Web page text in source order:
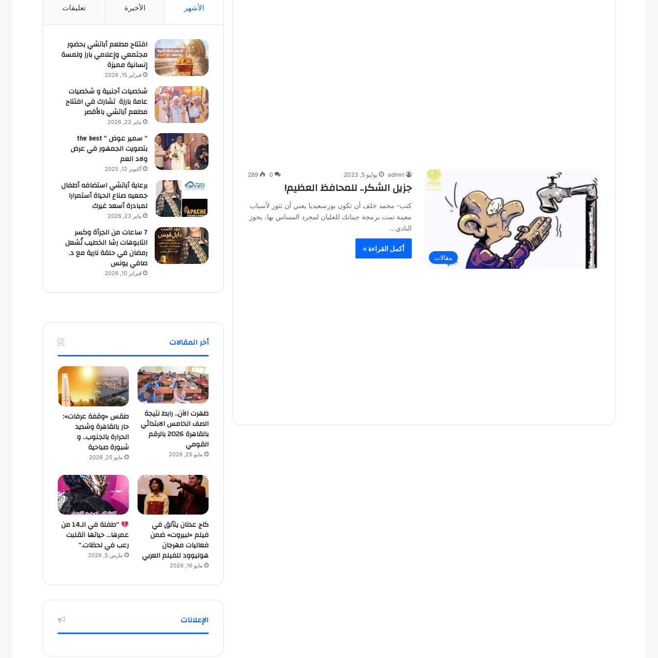
مقالات
admin يوليو 5, 2023 0
289
جزيل الشكر.. للمحافظ العظيم!
كتب- محمد خلف أن تكون بورسعيديا يعني أن تثور لأسباب
معينة تمت برمجة جيناتك للغليان لمجرد المساس بها، يحوز
النادي…
أكمل القراءة »
الأشهر الأخيرة تعليقات
افتتاح مطعم أباتشي بحضور
مجتمعي وإعلامي بارز ولمسة
إنسانية مميزة
فبراير 15, 2026
شخصيات أجنبية و شخصيات
عامة بارزة تشارك في افتتاح
مطعم أباتشي بالأقصر
يناير 23, 2026
” سمير عوض ” the best
بتصويت الجمهور في عرض
ولاد العم
أكتوبر 12, 2025
برعاية أباتشي استضافه أطفال
جمعيه صناع الحياة أستمرارا
لمبادرة أسعد غيرك
يناير 23, 2026
7 ساعات من الجرأة وكسر
التابوهات رشا الخطيب تُشعل
رمضان في حلقة نارية مع د.
صافي يونس
فبراير 10, 2026
أخر المقالات
ظهرت الآن.. رابط نتيجة
الصف الخامس الابتدائي
بالقاهرة 2026 بالرقم
القومي
مايو 25, 2026
طقس «وقفة عرفات»:
حار بالقاهرة وشديد
الحرارة بالجنوب.. و
شبورة صباحية
مايو 25, 2026
كاج عدنان يتألق في
فيلم «لبيروت» ضمن
فعاليات مهرجان
هوليوود للفيلم العربي
مايو 16, 2026
“طفلة في الـ14 من
عمرها… حياتها اتقلبت
رعب في لحظات.”
مارس 5, 2026
الإعلانات